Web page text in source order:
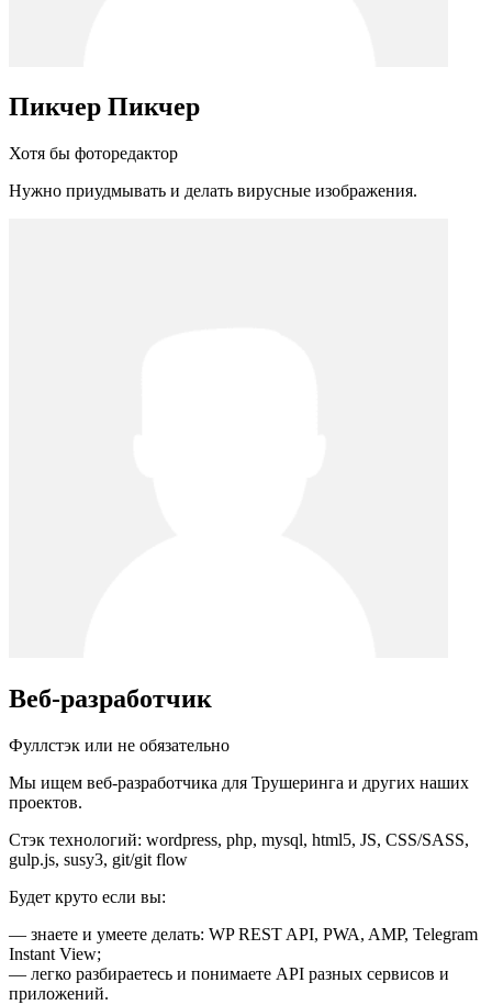
Пикчер Пикчер
Хотя бы фоторедактор
Нужно приудмывать и делать вирусные изображения.
Веб-разработчик
Фуллстэк или не обязательно
Мы ищем веб-разработчика для Трушеринга и других наших
проектов.
Стэк технологий: wordpress, php, mysql, html5, JS, CSS/SASS,
gulp.js, susy3, git/git flow
Будет круто если вы:
— знаете и умеете делать: WP REST API, PWA, AMP, Telegram
Instant View;
— легко разбираетесь и понимаете API разных сервисов и
приложений.